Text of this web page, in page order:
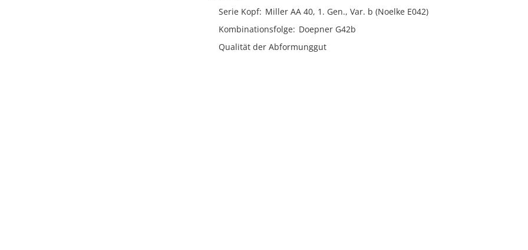
Serie Kopf Miller AA 40, 1. Gen., Var. b (Noelke E042)
Kombinationsfolge Doepner G42b
Qualität der Abformunggut